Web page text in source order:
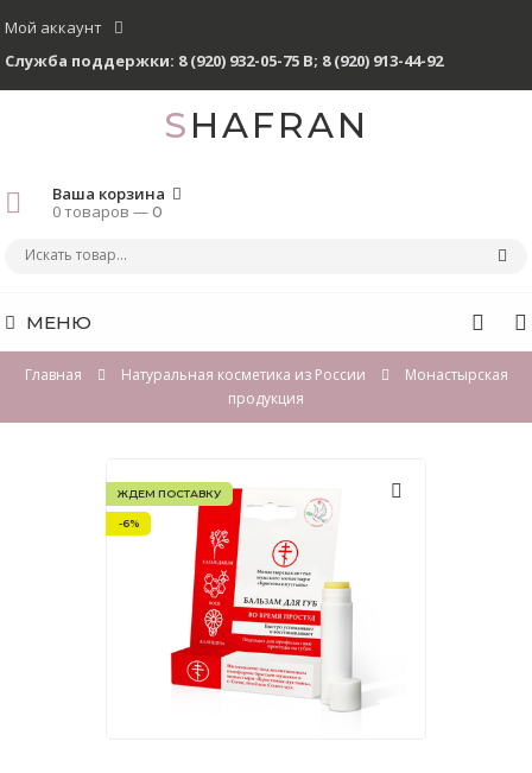
Мой аккаунт
Служба поддержки: 8 (920) 932-05-75 В; 8 (920) 913-44-92
SHAFRAN
Ваша корзина
0 товаров —0
МЕНЮ
Главная Натуральная косметика из России
Монастырская
продукция
ЖДЕМ ПОСТАВКУ
-6%